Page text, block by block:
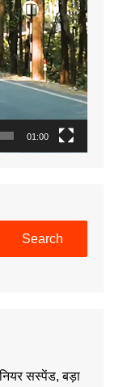
01:00
Search
सस्पेंड, बड़ा